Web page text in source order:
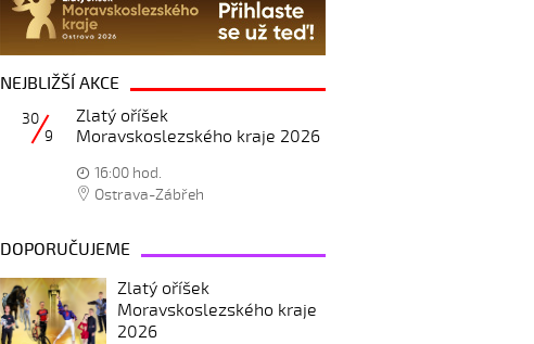
NEJBLIŽŠÍ AKCE
Zlatý oříšek
Moravskoslezského kraje 2026
30
9
16:00 hod.
Ostrava-Zábřeh
DOPORUČUJEME
Zlatý oříšek
Moravskoslezského kraje
2026